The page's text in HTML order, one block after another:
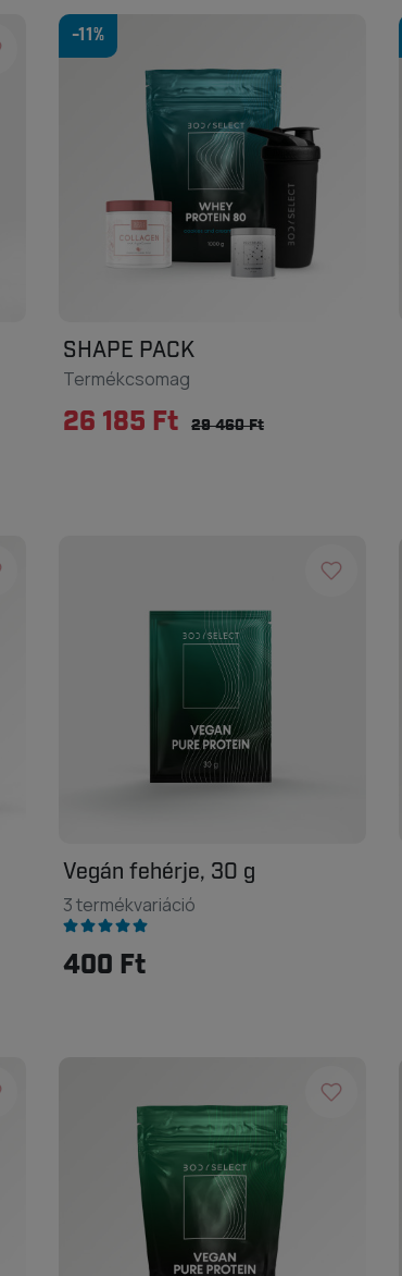
-11%
SHAPE PACK
Termékcsomag
26 185 Ft 29 460 Ft
Vegán fehérje, 30 g
3 termékvariáció
400 Ft